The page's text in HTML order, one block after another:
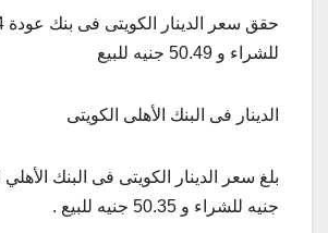
للشراء و 50.49 جنيه للبيع
الدينار فى البنك الأهلى الكويتى
جنيه للشراء و 50.35 جنيه للبيع .